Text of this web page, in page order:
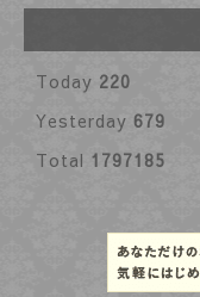
Today 220
Yesterday 679
Total 1797185